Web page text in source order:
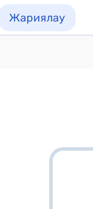
Жариялау